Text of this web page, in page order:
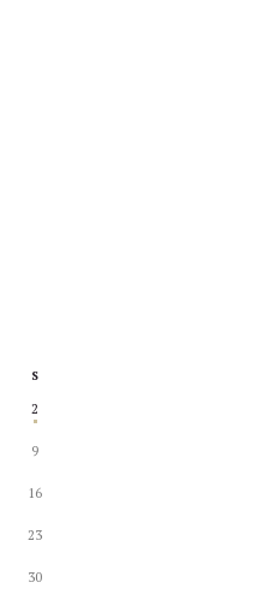
S
2
9
16
23
30